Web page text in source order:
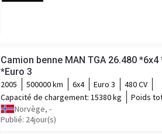
Camion benne MAN TGA 26.480
*Euro 3
2005 500000 km 6x4 Euro 3
480 CV
Capacité de chargement: 15380 kg Poids
Norvège, -
Publié: 24jour(s)